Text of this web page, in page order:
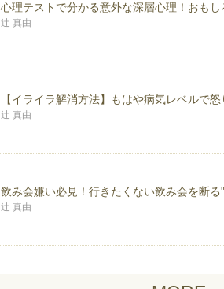
心理テストで分かる意外な深層心理！おも
辻 真由
【イライラ解消方法】もはや病気レベルで
辻 真由
飲み会嫌い必見！行きたくない飲み会を断
辻 真由